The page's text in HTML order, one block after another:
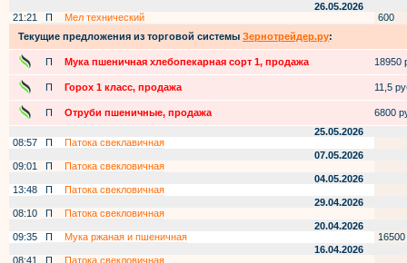
26.05.2026
21:21
П Мел технический
600
Текущие предложения из торговой системы Зернотрейдер.ру:
П Мука пшеничная хлебопекарная сорт 1, продажа 18950
П Горох 1 класс, продажа 11,5
П Отруби пшеничные, продажа
6800
25.05.2026
08:57
П
Патока свеклавичная
07.05.2026
09:01
П
Патока свекловичная
04.05.2026
13:48
П
Патока свекловичная
29.04.2026
08:10
П
Патока свекловичная
20.04.2026
09:35
П Мука ржаная и пшеничная
16500
16.04.2026
08:41
П
Патока свекловичная